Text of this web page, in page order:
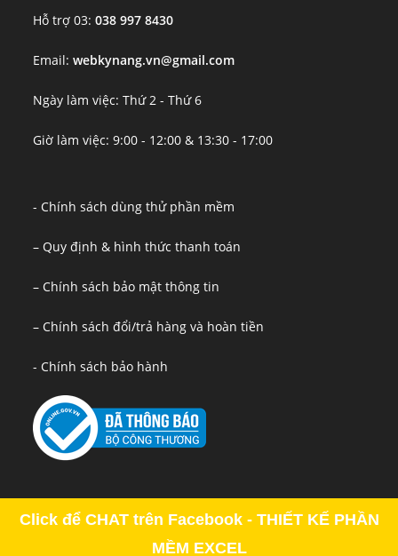
Hỗ trợ 03:038 997 8430
Email:webkynang.vn@gmail.com
Ngày làm việc: Thứ 2 - Thứ 6
Giờ làm việc: 9:00 - 12:00 & 13:30 - 17:00
- Chính sách dùng thử phần mềm
– Quy định & hình thức thanh toán
– Chính sách bảo mật thông tin
– Chính sách đổi/trả hàng và hoàn tiền
- Chính sách bảo hành
Copyright - OceanWP Theme by OceanWP
Click để CHAT trên Facebook - THIẾT KẾ PHẦN
MỀM EXCEL